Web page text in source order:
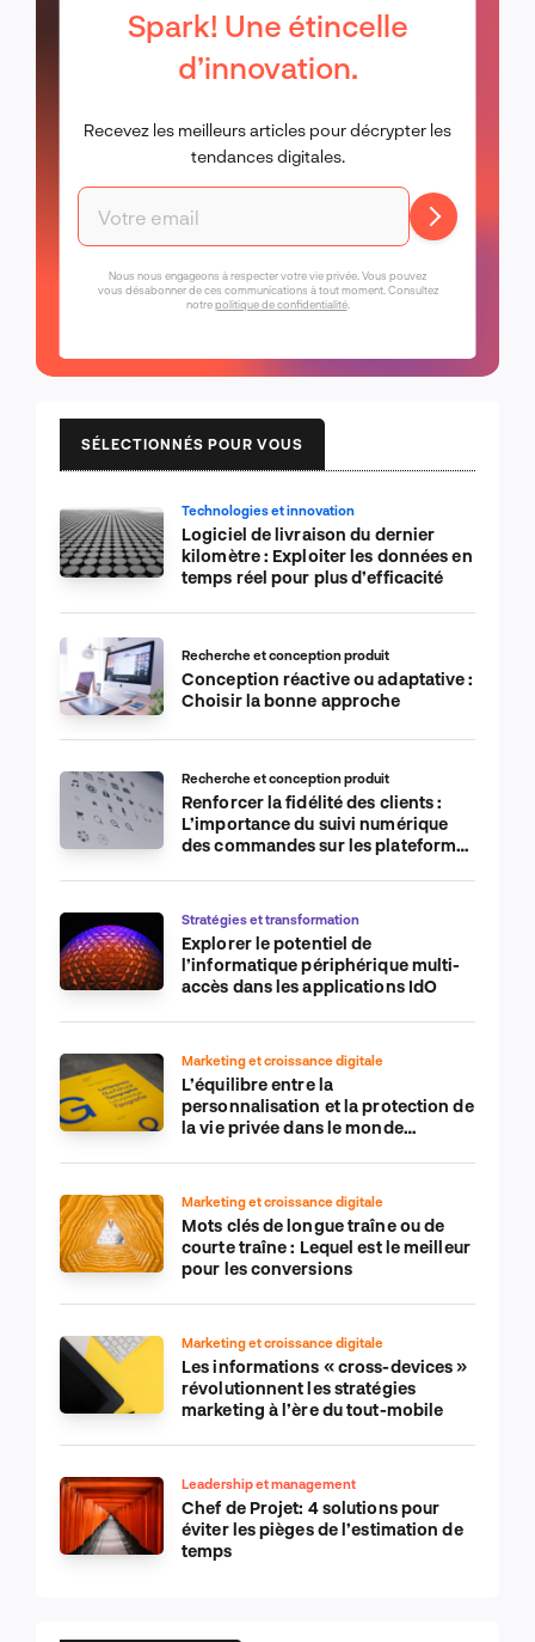
Spark! Une étincelle
d’innovation.
Recevez les meilleurs articles pour décrypter les
tendances digitales.
Nous nous engageons à respecter votre vie privée. Vous pouvez
vous désabonner de ces communications à tout moment. Consultez
notrepolitique de confidentialité.
SÉLECTIONNÉS POUR VOUS
Technologies et innovation
Logiciel de livraison du dernier
kilomètre : Exploiter les données en
temps réel pour plus d’efficacité
Recherche et conception produit
Conception réactive ou adaptative :
Choisir la bonne approche
Recherche et conception produit
Renforcer la fidélité des clients :
L’importance du suivi numérique
des commandes sur les plateformes
Stratégies et transformation
Explorer le potentiel de
l’informatique périphérique multi-
accès dans les applications IdO
Marketing et croissance digitale
L’équilibre entre la
personnalisation et la protection de
la vie privée dans le monde
Marketing et croissance digitale
Mots clés de longue traîne ou de
courte traîne : Lequel est le meilleur
pour les conversions
Marketing et croissance digitale
Les informations « cross-devices »
révolutionnent les stratégies
marketing à l’ère du tout-mobile
Leadership et management
Chef de Projet: 4 solutions pour
éviter les pièges de l’estimation de
temps